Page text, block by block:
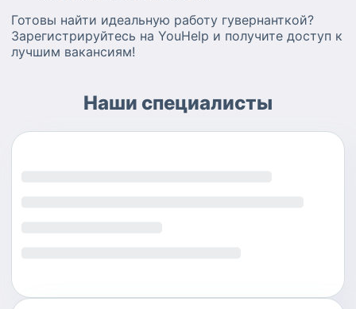
Готовы найти идеальную работу гувернанткой?
Зарегистрируйтесь на YouHelp и получите доступ к
лучшим вакансиям!
Наши специалисты